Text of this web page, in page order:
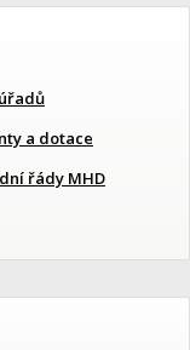
a dotace
řády MHD